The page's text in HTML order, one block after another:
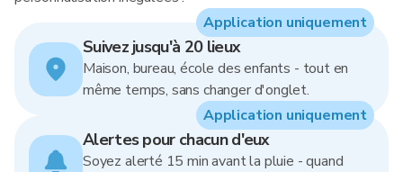
Suivez jusqu'à 20 lieux
Maison, bureau, école des enfants - tout en
même temps, sans changer d'onglet.
Application uniquement
Alertes pour chacun d'eux
Soyez alerté 15 min avant la pluie - quand
Application uniquement